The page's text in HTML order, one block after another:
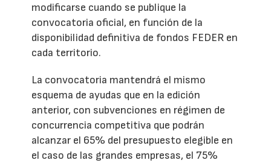
modificarse cuando se publique la
convocatoria oficial, en función de la
disponibilidad definitiva de fondos FEDER en
cada territorio.
La convocatoria mantendrá el mismo
esquema de ayudas que en la edición
anterior, con subvenciones en régimen de
concurrencia competitiva que podrán
alcanzar el 65% del presupuesto elegible en
el caso de las grandes empresas, el 75%